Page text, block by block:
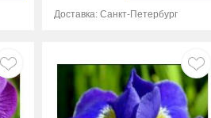
Доставка: Санкт-Петербург